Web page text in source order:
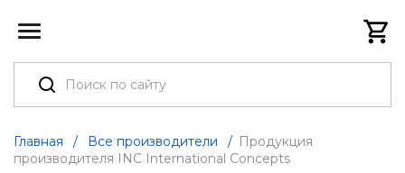
Главная / Все производители / Продукция
производителя INC International Concepts